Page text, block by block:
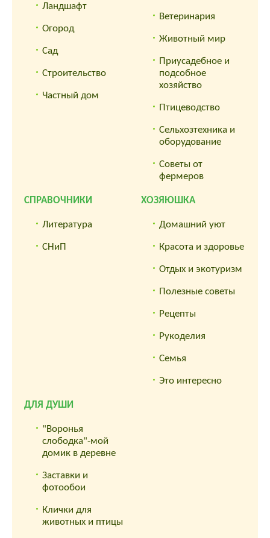
Ландшафт
Огород
Сад
Строительство
Частный дом
Ветеринария
Животный мир
Приусадебное и
подсобное
хозяйство
Птицеводство
Сельхозтехника и
оборудование
Советы от
фермеров
СПРАВОЧНИКИ
Литература
СНиП
ХОЗЯЮШКА
Домашний уют
Красота и здоровье
Отдых и экотуризм
Полезные советы
Рецепты
Рукоделия
Семья
Это интересно
ДЛЯ ДУШИ
"Воронья
слободка"-мой
домик в деревне
Заставки и
фотообои
Клички для
животных и птицы